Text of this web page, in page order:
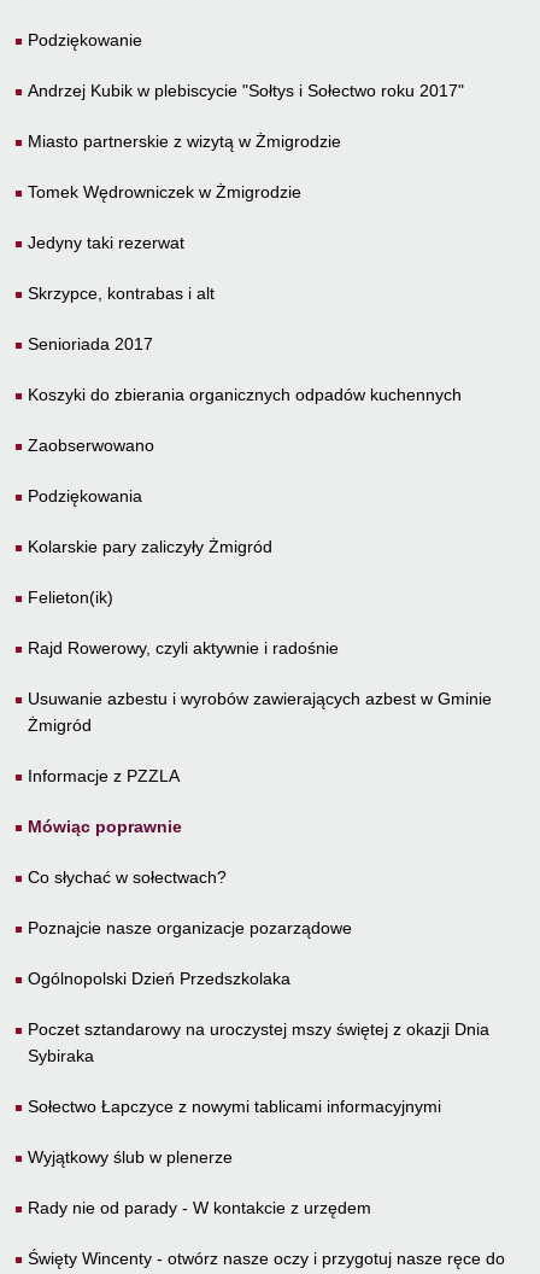
Podziękowanie
Andrzej Kubik w plebiscycie "Sołtys i Sołectwo roku 2017"
Miasto partnerskie z wizytą w Żmigrodzie
Tomek Wędrowniczek w Żmigrodzie
Jedyny taki rezerwat
Skrzypce, kontrabas i alt
Senioriada 2017
Koszyki do zbierania organicznych odpadów kuchennych
Zaobserwowano
Podziękowania
Kolarskie pary zaliczyły Żmigród
Felieton(ik)
Rajd Rowerowy, czyli aktywnie i radośnie
Usuwanie azbestu i wyrobów zawierających azbest w Gminie
Żmigród
Informacje z PZZLA
Mówiąc poprawnie
Co słychać w sołectwach?
Poznajcie nasze organizacje pozarządowe
Ogólnopolski Dzień Przedszkolaka
Poczet sztandarowy na uroczystej mszy świętej z okazji Dnia
Sybiraka
Sołectwo Łapczyce z nowymi tablicami informacyjnymi
Wyjątkowy ślub w plenerze
Rady nie od parady - W kontakcie z urzędem
Święty Wincenty - otwórz nasze oczy i przygotuj nasze ręce do